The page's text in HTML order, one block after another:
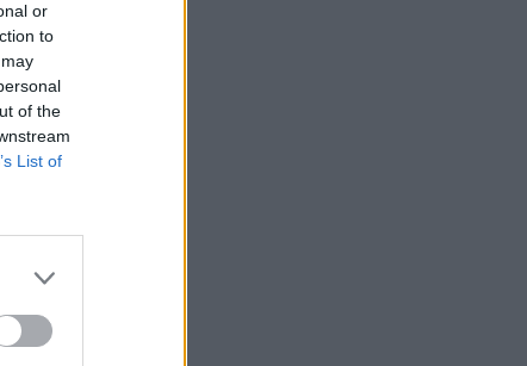
or
to
of the
List of
NYHETSBREV